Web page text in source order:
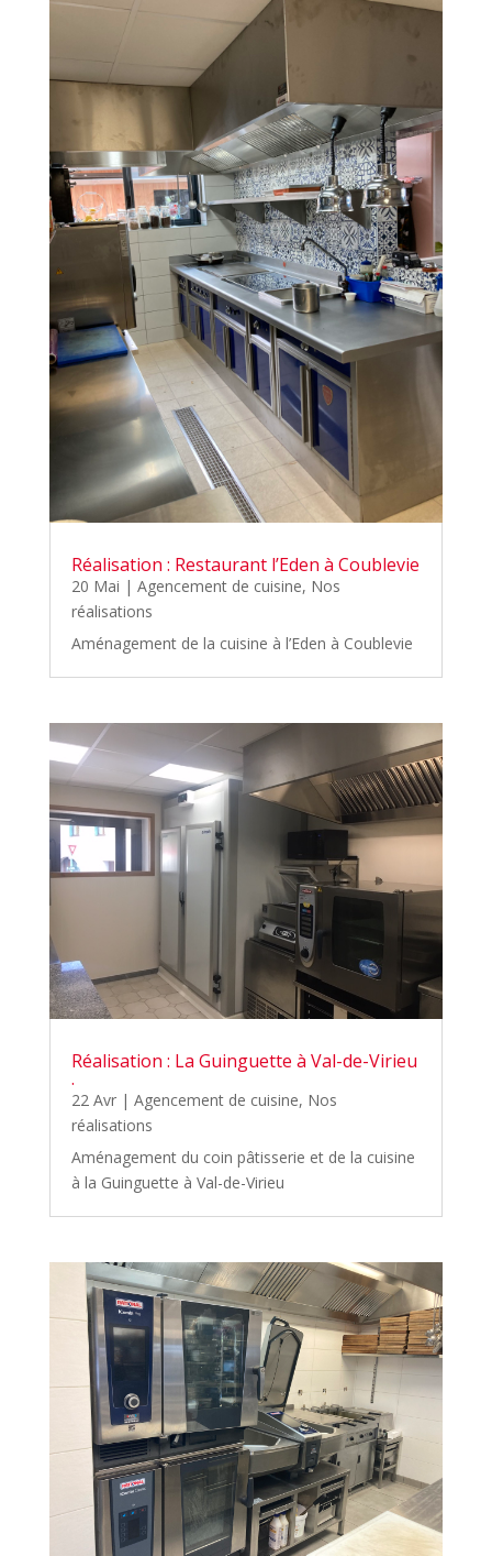
Réalisation : Restaurant l’Eden à Coublevie
20 Mai | Agencement de cuisine, Nos
réalisations
Aménagement de la cuisine à l’Eden à Coublevie
Réalisation : La Guinguette à Val-de-Virieu
.
22 Avr| Agencement de cuisine, Nos
réalisations
Aménagement du coin pâtisserie et de la cuisine
à la Guinguette à Val-de-Virieu